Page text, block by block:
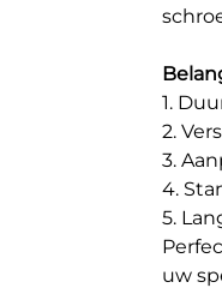
1.
2.
3.
4.
5.
uw